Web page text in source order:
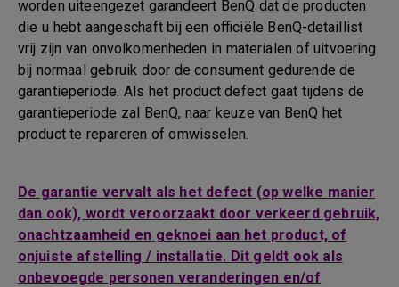
worden uiteengezet garandeert BenQ dat de producten
die u hebt aangeschaft bij een officiële BenQ-detaillist
vrij zijn van onvolkomenheden in materialen of uitvoering
bij normaal gebruik door de consument gedurende de
garantieperiode. Als het product defect gaat tijdens de
garantieperiode zal BenQ, naar keuze van BenQ het
product te repareren of omwisselen.
De garantie vervalt als het defect (op welke manier
dan ook), wordt veroorzaakt door verkeerd gebruik,
onachtzaamheid en geknoei aan het product, of
onjuiste afstelling / installatie. Dit geldt ook als
onbevoegde personen veranderingen en/of